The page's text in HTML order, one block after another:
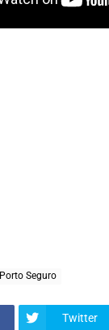
Porto Seguro
Twitter